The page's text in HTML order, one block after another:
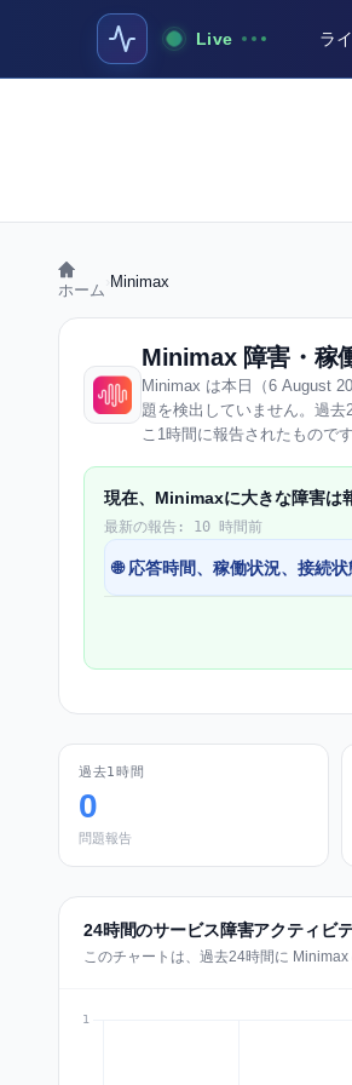
Live ラ
ホーム Minimax
Minimax 障害・稼
Minimax は本日（6 August
題を検出していません。過
こ1時間に報告されたものです
現在、Minimaxに大きな障害は
最新の報告: 10 時間前
🌐 応答時間、稼働状況、接続
過去1時間
0
問題報告
24時間のサービス障害アクティビ
このチャートは、過去24時間に